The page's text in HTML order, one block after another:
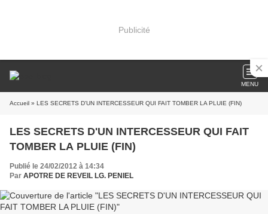
Publicité
MENU
Accueil » LES SECRETS D'UN INTERCESSEUR QUI FAIT TOMBER LA PLUIE (FIN)
LES SECRETS D'UN INTERCESSEUR QUI FAIT
TOMBER LA PLUIE (FIN)
Publié le 24/02/2012 à 14:34
Par APOTRE DE REVEIL LG. PENIEL